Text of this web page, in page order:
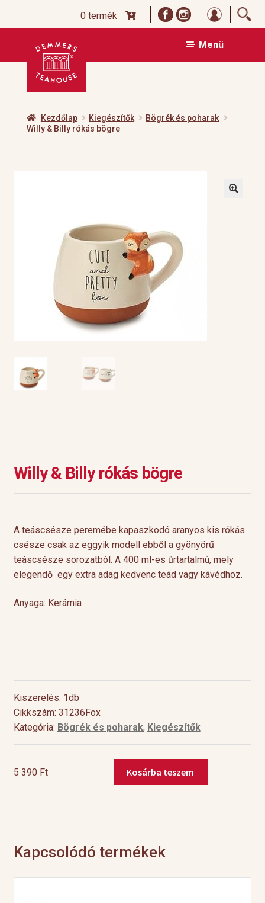
0 termék
Ugrás
navigációhoz
Kilépés
tartalomba
Menü
Kezdőlap Kiegészítők
Bögrék és poharak
Willy & Billy rókás bögre
Willy & Billy rókás bögre
A teáscsésze peremébe kapaszkodó aranyos kis rókás
csésze csak az eggyik modell ebből a gyönyörű
teáscsésze sorozatból. A 400 ml-es űrtartalmú, mely
elegendő egy extra adag kedvenc teád vagy kávédhoz.
Anyaga: Kerámia
Kiszerelés: 1db
Cikkszám: 31236Fox
Kategória: Bögrék és poharak, Kiegészítők
5 390 Ft Kosárba teszem
Kapcsolódó termékek